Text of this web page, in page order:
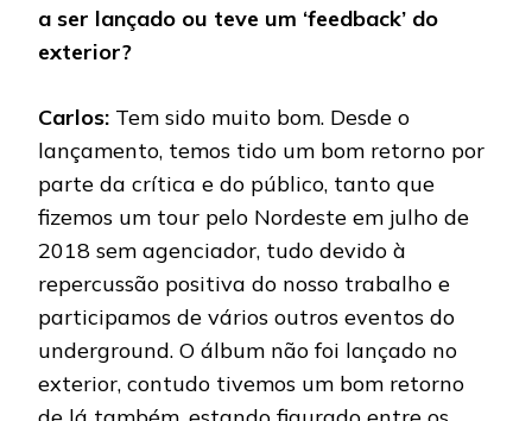
a ser lançado ou teve um ‘feedback’ do
exterior?
Carlos: Tem sido muito bom. Desde o
lançamento, temos tido um bom retorno por
parte da crítica e do público, tanto que
fizemos um tour pelo Nordeste em julho de
2018 sem agenciador, tudo devido à
repercussão positiva do nosso trabalho e
participamos de vários outros eventos do
underground. O álbum não foi lançado no
exterior, contudo tivemos um bom retorno